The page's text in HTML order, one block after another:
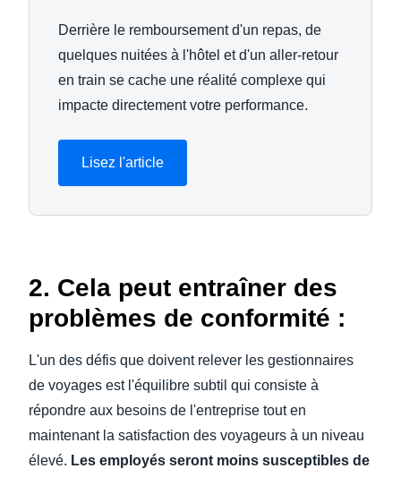
Derrière le remboursement d'un repas, de
quelques nuitées à l'hôtel et d'un aller-retour
en train se cache une réalité complexe qui
impacte directement votre performance.
Lisez l'article
2. Cela peut entraîner des
problèmes de conformité :
L'un des défis que doivent relever les gestionnaires
de voyages est l'équilibre subtil qui consiste à
répondre aux besoins de l'entreprise tout en
maintenant la satisfaction des voyageurs à un niveau
élevé. Les employés seront moins susceptibles de